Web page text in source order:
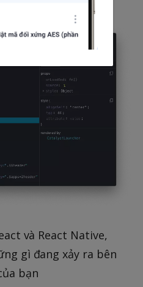
và React Native,
gì đang xảy ra bên
bạn